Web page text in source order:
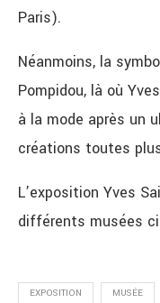
Paris).
Néanmoins, la
Pompidou, là où
à la mode après un
créations toutes
L’exposition Yves
différents musées
EXPOSITION MUSÉE